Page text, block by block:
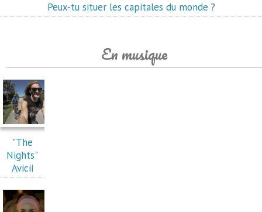
Peux-tu situer les capitales du monde ?
En musique
"The
Nights"
Avicii